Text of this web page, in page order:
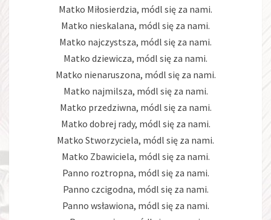
Matko Miłosierdzia, módl się za nami.
Matko nieskalana, módl się za nami.
Matko najczystsza, módl się za nami.
Matko dziewicza, módl się za nami.
Matko nienaruszona, módl się za nami.
Matko najmilsza, módl się za nami.
Matko przedziwna, módl się za nami.
Matko dobrej rady, módl się za nami.
Matko Stworzyciela, módl się za nami.
Matko Zbawiciela, módl się za nami.
Panno roztropna, módl się za nami.
Panno czcigodna, módl się za nami.
Panno wsławiona, módl się za nami.